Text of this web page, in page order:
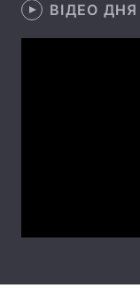
Контакти
ВІДЕО ДНЯ